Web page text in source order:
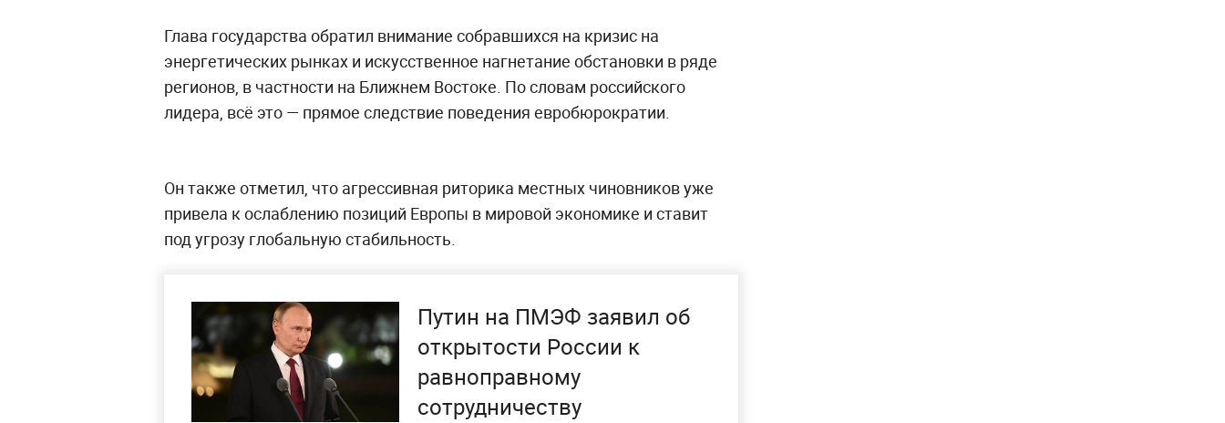
Глава государства обратил внимание собравшихся на кризис на
энергетических рынках и искусственное нагнетание обстановки в ряде
регионов, в частности на Ближнем Востоке. По словам российского
лидера, всё это — прямое следствие поведения евробюрократии.
Он также отметил, что агрессивная риторика местных чиновников уже
привела к ослаблению позиций Европы в мировой экономике и ставит
под угрозу глобальную стабильность.
Путин на ПМЭФ заявил об
открытости России к
равноправному
сотрудничеству